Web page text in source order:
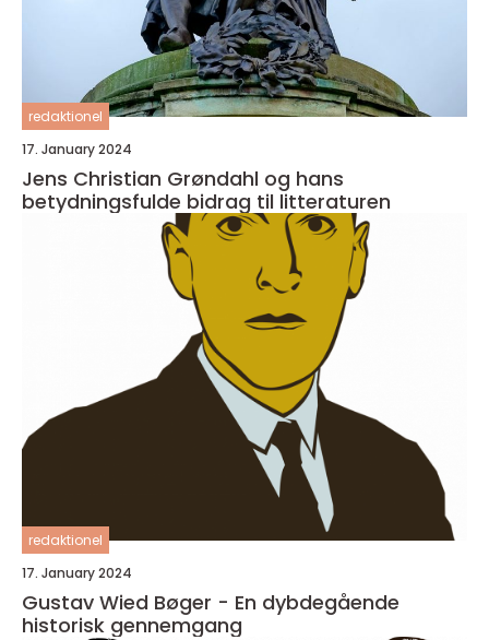
redaktionel
17. January 2024
Jens Christian Grøndahl og hans
betydningsfulde bidrag til litteraturen
redaktionel
17. January 2024
Gustav Wied Bøger - En dybdegående
historisk gennemgang